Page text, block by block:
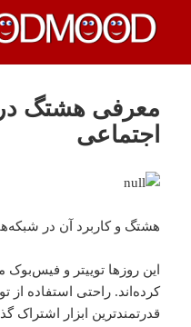
چیزای خووب مووب
معرفی هشتگ
اجتماعی
هشتگ و کاربرد آن در
این روزها توییتر و فیس‌بوک
کرده‌‌اند. راحتی استفاده از
قدرتمندترین ابزار اشتراک